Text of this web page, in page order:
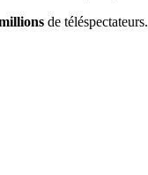
de téléspectateurs.